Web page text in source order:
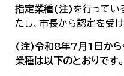
指定業種(注)を行ってい
たし、市長から認定を受
(注)令和8年7月1日か
業種は以下のとおりです。